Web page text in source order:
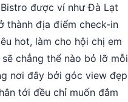
Bistro được ví như Đà Lạt
thành địa điểm check-in
hot, làm cho hội chị em
chẳng thể nào bỏ lỡ mỗi
nơi đây bởi góc view đẹp
tới đều chỉ muốn đắm